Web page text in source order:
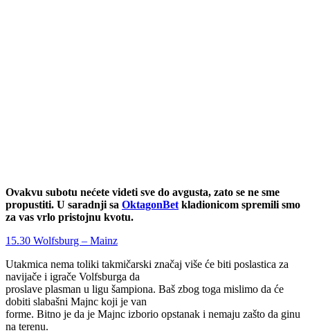
Ovakvu subotu nećete videti sve do avgusta, zato se ne sme
propustiti. U saradnji sa OktagonBet kladionicom spremili smo
za vas vrlo pristojnu kvotu.
15.30 Wolfsburg – Mainz
Utakmica nema toliki takmičarski značaj više će biti poslastica za
navijače i igrače Volfsburga da
proslave plasman u ligu šampiona. Baš zbog toga mislimo da će
dobiti slabašni Majnc koji je van
forme. Bitno je da je Majnc izborio opstanak i nemaju zašto da ginu
na terenu.